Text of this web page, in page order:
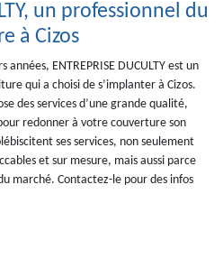
un professionnel du
à Cizos
ENTREPRISE DUCULTY est un
qui a choisi de s’implanter à Cizos.
des services d’une grande qualité,
redonner à votre couverture son
ses services, non seulement
et sur mesure, mais aussi parce
marché. Contactez-le pour des infos